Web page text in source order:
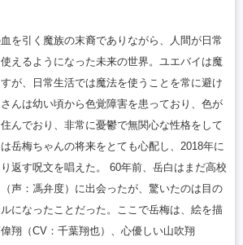
な性格をしています。おばあちゃんは岳梅
ちゃんの将来をとても心配し、2018年に
岳梅ちゃんを長崎に送り返す呪文を唱え
た。 60年前、岳白はまだ高校生だった祖
母のコハク（声：馮弁度）に出会ったが、
驚いたのは目の前の世界がよりカラフルに
なったことだった。絵を描くことに情熱を
注ぐ葵偉翔（CV：千葉翔也）と心優しい
山吹翔（CV：前田誠二）
を引く魔族の末裔でありながら、人間が日常
えるようになった未来の世界。ユエバイは魔
が、日常生活では魔法を使うことを常に避け
んは幼い頃から色覚障害を患っており、色が
んでおり、非常に憂鬱で無関心な性格をして
岳梅ちゃんの将来をとても心配し、2018年に
返す呪文を唱えた。 60年前、岳白はまだ高校
声：馮弁度）に出会ったが、驚いたのは目の
になったことだった。ここで岳梅は、絵を描
翔（CV：千葉翔也）、心優しい山吹翔